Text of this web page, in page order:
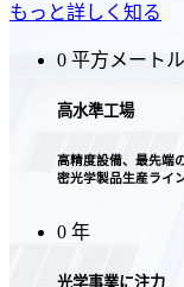
もっと詳しく知る
0 平方メートル
高水準工場
高精度設備、最先端
密光学製品生産ライ
0 年
光学事業に注力